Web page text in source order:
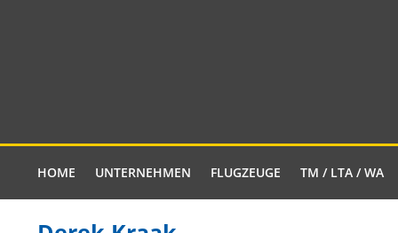
HOME UNTERNEHMEN FLUGZEUGE TM / LTA / WA